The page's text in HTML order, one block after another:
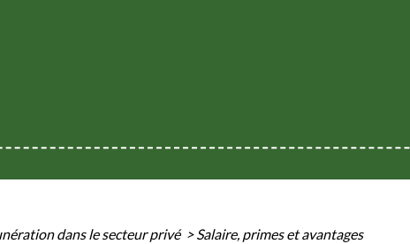
dans le secteur privé > Salaire, primes et avantages